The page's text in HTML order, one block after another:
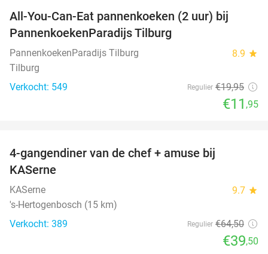
All-You-Can-Eat pannenkoeken (2 uur) bij
PannenkoekenParadijs Tilburg
PannenkoekenParadijs Tilburg 8.9 star
Tilburg
Verkocht: 549
Regulier €19,95
€11 ,95
4-gangendiner van de chef + amuse bij
KASerne
KASerne 9.7 star
's-Hertogenbosch (15 km)
Verkocht: 389
Regulier €64,50
€39,50